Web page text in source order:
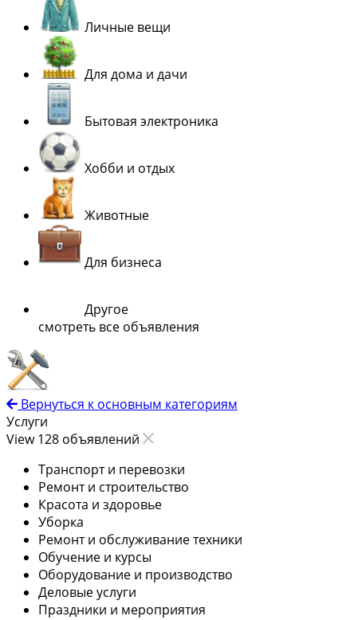
Личные вещи
Для дома и дачи
Бытовая электроника
Хобби и отдых
Животные
Для бизнеса
Другое
смотреть все объявления
Вернуться к основным категориям
Услуги
View 128 объявлений
Транспорт и перевозки
Ремонт и строительство
Красота и здоровье
Уборка
Ремонт и обслуживание техники
Обучение и курсы
Оборудование и производство
Деловые услуги
Праздники и мероприятия